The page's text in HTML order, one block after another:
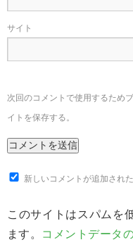
サイト
次回のコメントで使用するため
イトを保存する。
新しいコメントが追加され
このサイトはスパムを
ます。 コメントデータ